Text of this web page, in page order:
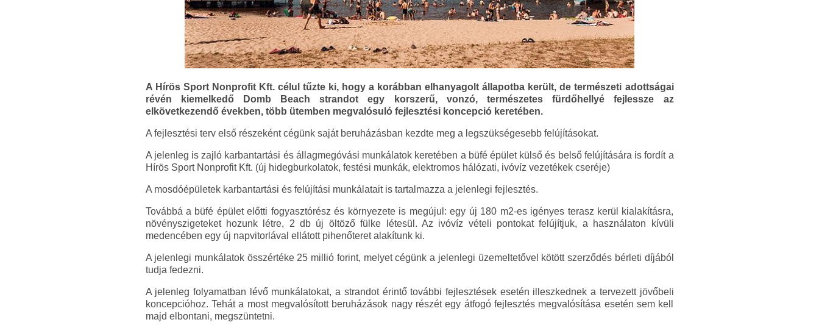
A Hírös Sport Nonprofit Kft. célul tűzte ki, hogy a korábban elhanyagolt állapotba került, de természeti adottságai
révén kiemelkedő Domb Beach strandot egy korszerű, vonzó, természetes fürdőhellyé fejlessze az
elkövetkezendő években, több ütemben megvalósuló fejlesztési koncepció keretében.
A fejlesztési terv első részeként cégünk saját beruházásban kezdte meg a legszükségesebb felújításokat.
A jelenleg is zajló karbantartási és állagmegóvási munkálatok keretében a büfé épület külső és belső felújítására is fordít a
Hírös Sport Nonprofit Kft. (új hidegburkolatok, festési munkák, elektromos hálózati, ivóvíz vezetékek cseréje)
A mosdóépületek karbantartási és felújítási munkálatait is tartalmazza a jelenlegi fejlesztés.
Továbbá a büfé épület előtti fogyasztórész és környezete is megújul: egy új 180 m2-es igényes terasz kerül kialakításra,
növényszigeteket hozunk létre, 2 db új öltöző fülke létesül. Az ivóvíz vételi pontokat felújítjuk, a használaton kívüli
medencében egy új napvitorlával ellátott pihenőteret alakítunk ki.
A jelenlegi munkálatok összértéke 25 millió forint, melyet cégünk a jelenlegi üzemeltetővel kötött szerződés bérleti díjából
tudja fedezni.
A jelenleg folyamatban lévő munkálatokat, a strandot érintő további fejlesztések esetén illeszkednek a tervezett jövőbeli
koncepcióhoz. Tehát a most megvalósított beruházások nagy részét egy átfogó fejlesztés megvalósítása esetén sem kell
majd elbontani, megszüntetni.